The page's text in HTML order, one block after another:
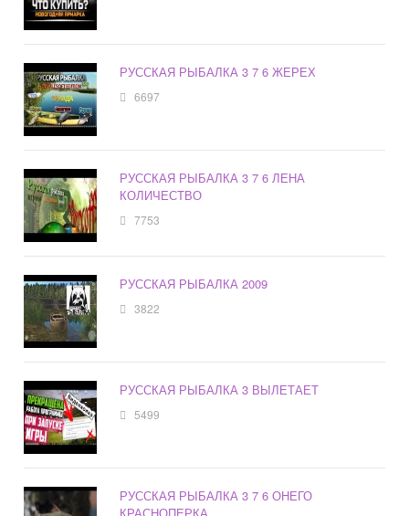
РУССКАЯ РЫБАЛКА 3 7 6 ЖЕРЕХ
6697
РУССКАЯ РЫБАЛКА 3 7 6 ЛЕНА
КОЛИЧЕСТВО
7753
РУССКАЯ РЫБАЛКА 2009
3822
РУССКАЯ РЫБАЛКА 3 ВЫЛЕТАЕТ
5499
РУССКАЯ РЫБАЛКА 3 7 6 ОНЕГО